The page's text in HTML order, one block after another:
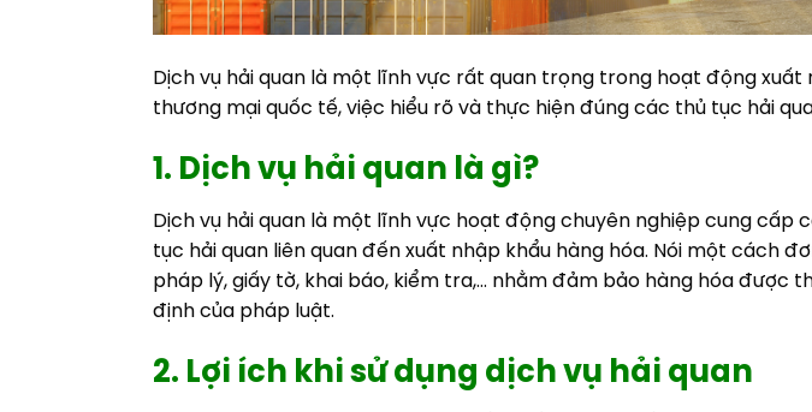
Dịch vụ hải quan là một lĩnh vực rất quan trọng trong hoạt động
thương mại quốc tế, việc hiểu rõ và thực hiện đúng các thủ tục hải
1. Dịch vụ hải quan là gì?
Dịch vụ hải quan là một lĩnh vực hoạt động chuyên nghiệp cung
tục hải quan liên quan đến xuất nhập khẩu hàng hóa. Nói một cách
pháp lý, giấy tờ, khai báo, kiểm tra,… nhằm đảm bảo hàng hóa được
định của pháp luật.
2. Lợi ích khi sử dụng dịch vụ hải quan